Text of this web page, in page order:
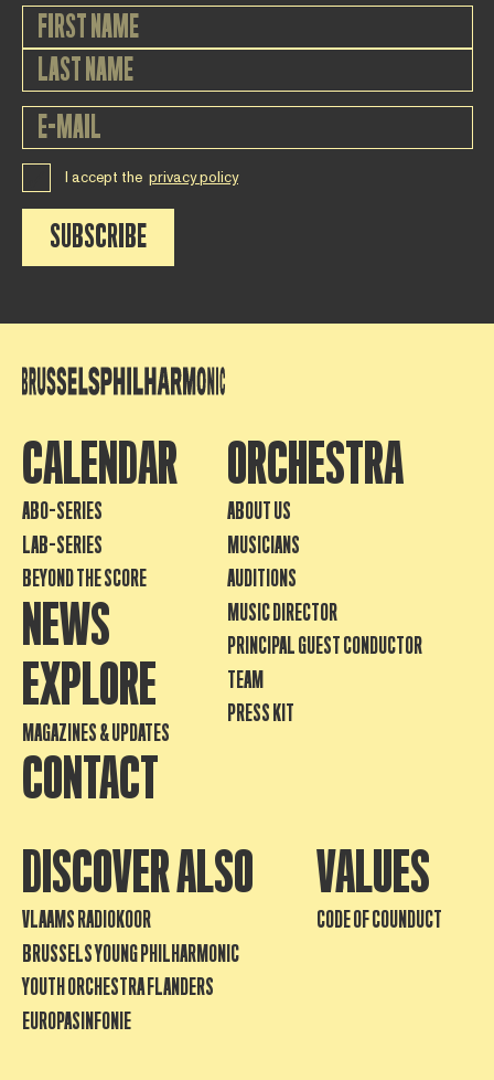
I accept the privacy policy
SUBSCRIBE
CALENDAR
ABO-SERIES
LAB-SERIES
BEYOND THE SCORE
NEWS
EXPLORE
MAGAZINES & UPDATES
CONTACT
ORCHESTRA
ABOUT US
MUSICIANS
AUDITIONS
MUSIC DIRECTOR
PRINCIPAL GUEST CONDUCTOR
TEAM
PRESS KIT
DISCOVER ALSO
VLAAMS RADIOKOOR
BRUSSELS YOUNG PHILHARMONIC
YOUTH ORCHESTRA FLANDERS
EUROPASINFONIE
VALUES
CODE OF COUNDUCT